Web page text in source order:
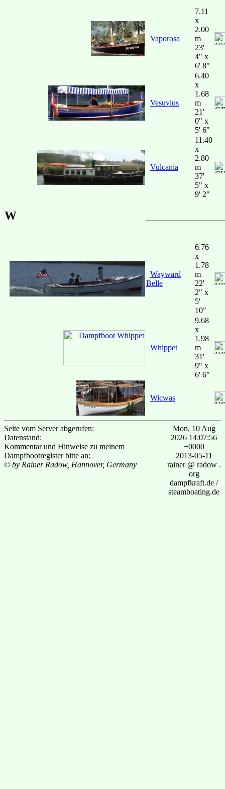
Vaporosa
7.11
x
2.00
m
23'
4" x
6' 8"
Vesuvius
6.40
x
1.68
m
21'
0" x
5' 6"
Vulcania
11.40
x
2.80
m
37'
5" x
9' 2"
W
Wayward
Belle
6.76
x
1.78
m
22'
2" x
5'
10"
Whippet
9.68
x
1.98
m
31'
9" x
6' 6"
Wicwas
Seite vom Server abgerufen:
Datenstand:
Kommentar und Hinweise zu meinem
Dampfbootregister bitte an:
© by Rainer Radow, Hannover, Germany
Mon, 10 Aug
2026 14:07:56
+0000
2013-05-11
rainer @ radow .
org
dampfkraft.de /
steamboating.de